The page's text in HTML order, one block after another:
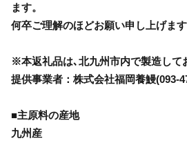
ます。
何卒ご理解のほどお願い申し上げます
※本返礼品は､北九州市内で製造して
提供事業者：株式会社福岡養鰻(093-
■主原料の産地
九州産